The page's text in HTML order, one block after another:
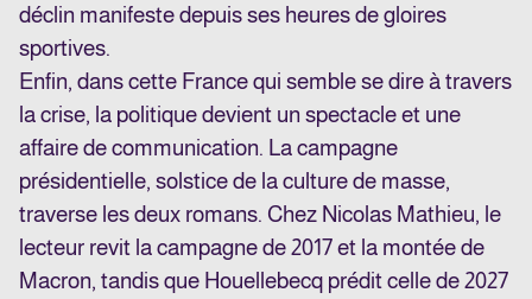
déclin manifeste depuis ses heures de gloires
sportives.
Enfin, dans cette France qui semble se dire à travers
la crise, la politique devient un spectacle et une
affaire de communication. La campagne
présidentielle, solstice de la culture de masse,
traverse les deux romans. Chez Nicolas Mathieu, le
lecteur revit la campagne de 2017 et la montée de
Macron, tandis que Houellebecq prédit celle de 2027